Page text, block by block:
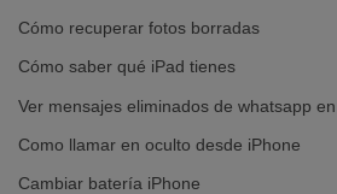
Cómo recuperar fotos borradas
Cómo saber qué iPad tienes
Ver mensajes eliminados de whatsapp
Como llamar en oculto desde iPhone
Cambiar batería iPhone